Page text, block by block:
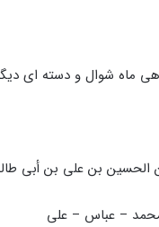
بن علی بن أبی
محمد – عباس – علی